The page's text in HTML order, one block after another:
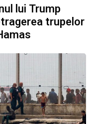
lui Trump
trupelor